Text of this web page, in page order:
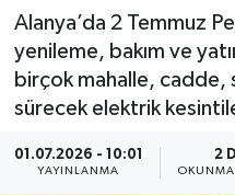
Alanya’da 2 Temmuz
yenileme, bakım ve
birçok mahalle, cadde,
sürecek elektrik
01.07.2026 - 10:01
YAYINLANMA
2
OKUNMA
Ekonomi
Gazipaşa
Haber Arşivi